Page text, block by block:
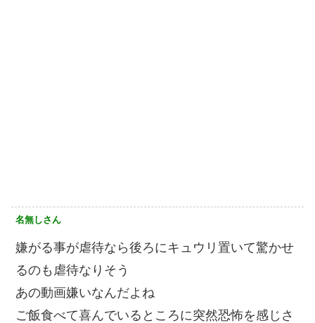
名無しさん
嫌がる事が虐待なら後ろにキュウリ置いて驚かせ
るのも虐待なりそう
あの動画嫌いなんだよね
ご飯食べて喜んでいるところに突然恐怖を感じさ